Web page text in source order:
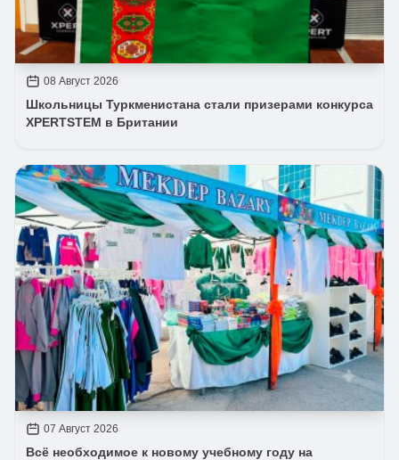
08 Август 2026
Школьницы Туркменистана стали призерами конкурса
XPERTSTEM в Британии
07 Август 2026
Всё необходимое к новому учебному году на